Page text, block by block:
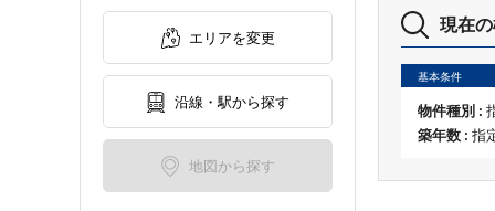
エリアを変更
沿線・駅から探す
地図から探す
現在
基本条件
物件種別 :
築年数 : 指